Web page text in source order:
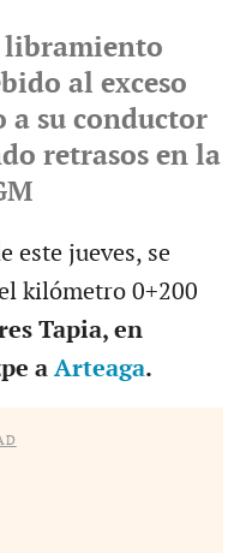
libramiento
al exceso
a su conductor
retrasos en la
este jueves, se
kilómetro 0+200
Tapia, en
a Arteaga.